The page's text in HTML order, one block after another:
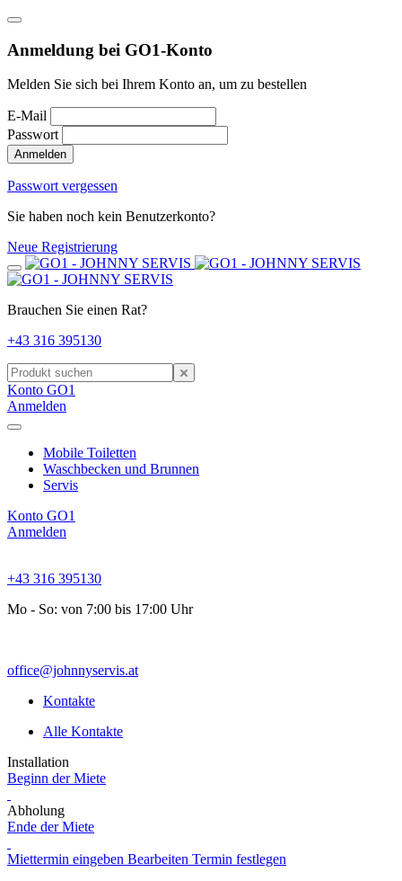
Anmeldung bei GO1-Konto
Melden Sie sich bei Ihrem Konto an, um zu bestellen
E-Mail
Passwort
Anmelden
Passwort vergessen
Sie haben noch kein Benutzerkonto?
Neue Registrierung
Brauchen Sie einen Rat?
+43 316 395130
Konto GO1
Anmelden
Mobile Toiletten
Waschbecken und Brunnen
Servis
Konto GO1
Anmelden
+43 316 395130
Mo - So: von 7:00 bis 17:00 Uhr
office@johnnyservis.at
Kontakte
Alle Kontakte
Installation
Beginn der Miete
Abholung
Ende der Miete
Miettermin eingeben Bearbeiten Termin festlegen